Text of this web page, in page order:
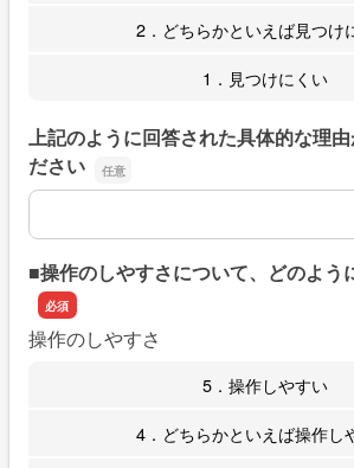
2．どちらかといえば見つけ
1．見つけにくい
上記のように回答された具体的な理
ださい
上記のように回答された具体的な理
■操作のしやすさについて、どのよう
操作のしやすさ
5．操作しやすい
4．どちらかといえば操作し